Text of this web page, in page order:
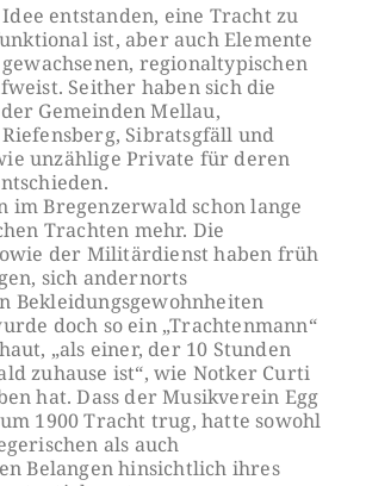
entstanden, eine Tracht zu
ist, aber auch Elemente
regionaltypischen
Seither haben sich die
Gemeinden Mellau,
Sibratsgfäll und
unzählige Private für deren
im Bregenzerwald schon lange
Trachten mehr. Die
der Militärdienst haben früh
sich andernorts
Bekleidungsgewohnheiten
doch so ein „Trachtenmann“
„als einer, der 10 Stunden
zuhause ist“, wie Notker Curti
hat. Dass der Musikverein Egg
1900 Tracht trug, hatte sowohl
als auch
Belangen hinsichtlich ihres